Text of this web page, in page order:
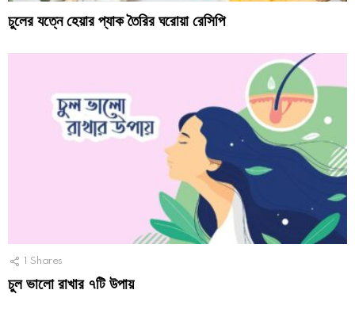
চুলের যত্নে হেয়ার প্যাক তৈরির ঘরোয়া রেসিপি
Shares
চুল ভালো রাখার ৭টি উপায়